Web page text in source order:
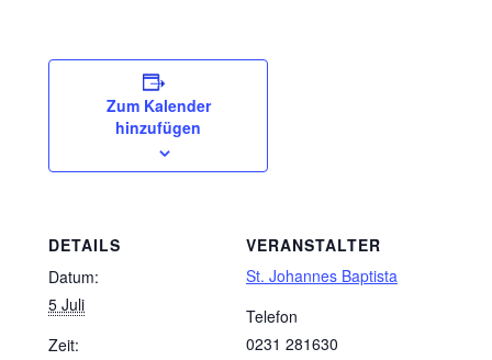
Zum Kalender
hinzufügen
DETAILS
Datum:
5 Juli
Zeit:
VERANSTALTER
St. Johannes Baptista
Telefon
0231 281630